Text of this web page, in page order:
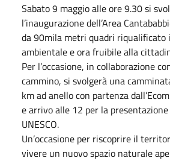
Sabato 9 maggio alle ore 9.30 si
l’inaugurazione dell’Area
da 90mila metri quadri riqualificato
ambientale e ora fruibile alla
Per l’occasione, in collaborazione
cammino, si svolgerà una
km ad anello con partenza
e arrivo alle 12 per la
UNESCO.
Un’occasione per riscoprire il
vivere un nuovo spazio naturale